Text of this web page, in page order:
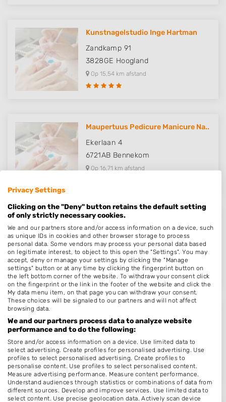
Kunstnagelstudio Inge Hartman
Zandkamp 91
3828GE Hoogland
Op 15,54 km afstand
Maupertuus Pedicure Manicure Na..
Ekerlaan 4
6721AB Bennekom
Op 16,71 km afstand
Handplaza
De Klamp 27
3958GK Amerongen
Op 17,10 km afstand
Callunaheuvel 4
3956BE Leersum
Op 17,13 km afstand
Privacy Settings
Clicking on the "Deny" button retains the default setting
of only strictly necessary cookies.
We and our partners store and/or access information on a device, such
as unique IDs in cookies and other browser storage to process
personal data. Some vendors may process your personal data based
on legitimate interest, to object to this open the "Settings". You may
accept, deny or manage your settings by clicking the "Manage
settings" button or at any time by clicking the fingerprint button on
the left bottom corner of the website. To withdraw your consent click
on the fingerprint or the link in the footer of the website and click the
My data menu item, on that page you can withdraw your consent.
These choices will be signaled to our partners and will not affect
browsing data.
We and our partners process data to analyze website
performance and to do the following:
Store and/or access information on a device. Use limited data to
select advertising. Create profiles for personalised advertising. Use
profiles to select personalised advertising. Create profiles to
personalise content. Use profiles to select personalised content.
Measure advertising performance. Measure content performance.
Understand audiences through statistics or combinations of data from
different sources. Develop and improve services. Use limited data to
select content. Use precise geolocation data. Actively scan device